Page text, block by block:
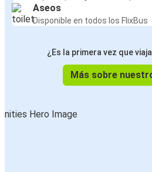
Aseos
Disponible en todos los FlixBus
¿Es la primera vez que
Más sobre